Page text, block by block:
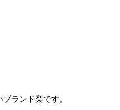
ランド梨です。